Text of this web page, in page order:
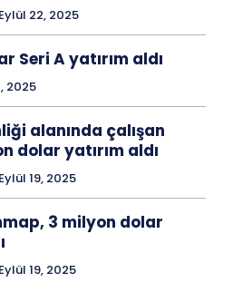
Eylül 22, 2025
Seri A yatırım aldı
2025
alanında çalışan
dolar yatırım aldı
Eylül 19, 2025
3 milyon dolar
Eylül 19, 2025